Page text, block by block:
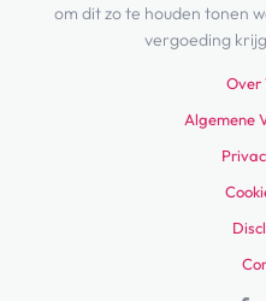
om dit zo te houden tonen
vergoeding
Over
Algemene